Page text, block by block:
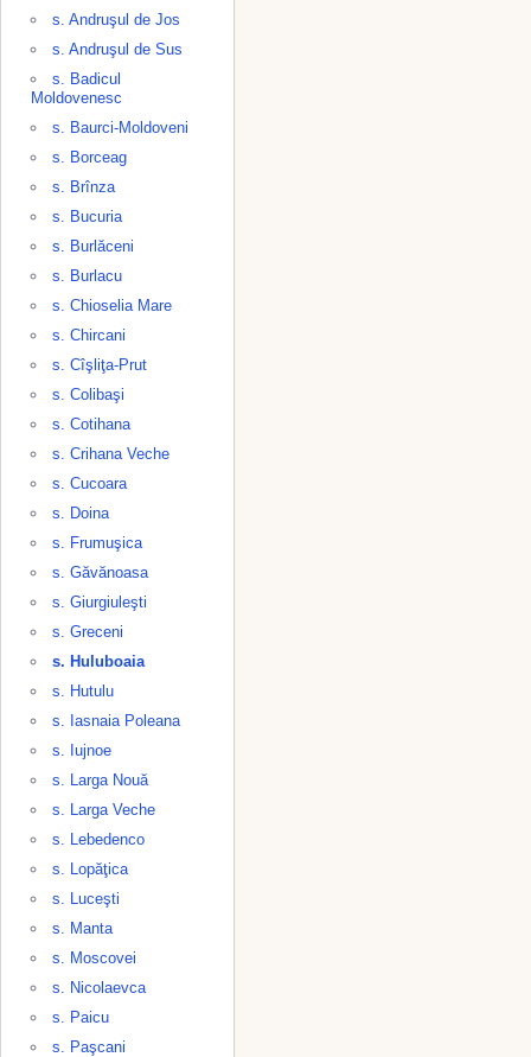
s. Andruşul de Jos
s. Andruşul de Sus
s. Badicul
Moldovenesc
s. Baurci-Moldoveni
s. Borceag
s. Brînza
s. Bucuria
s. Burlăceni
s. Burlacu
s. Chioselia Mare
s. Chircani
s. Cîşliţa-Prut
s. Colibaşi
s. Cotihana
s. Crihana Veche
s. Cucoara
s. Doina
s. Frumuşica
s. Găvănoasa
s. Giurgiuleşti
s. Greceni
s. Huluboaia
s. Hutulu
s. Iasnaia Poleana
s. Iujnoe
s. Larga Nouă
s. Larga Veche
s. Lebedenco
s. Lopăţica
s. Luceşti
s. Manta
s. Moscovei
s. Nicolaevca
s. Paicu
s. Paşcani